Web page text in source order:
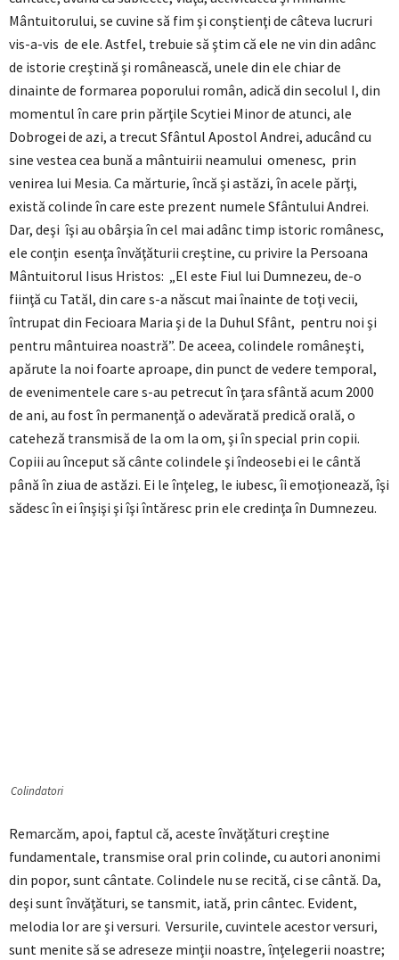
Mântuitorului, se cuvine să fim şi conştienţi de câteva lucruri
vis-a-vis de ele. Astfel, trebuie să ştim că ele ne vin din adânc
de istorie creştină şi românească, unele din ele chiar de
dinainte de formarea poporului român, adică din secolul I, din
momentul în care prin părţile Scytiei Minor de atunci, ale
Dobrogei de azi, a trecut Sfântul Apostol Andrei, aducând cu
sine vestea cea bună a mântuirii neamului omenesc, prin
venirea lui Mesia. Ca mărturie, încă şi astăzi, în acele părţi,
există colinde în care este prezent numele Sfântului Andrei.
Dar, deşi îşi au obârşia în cel mai adânc timp istoric românesc,
ele conţin esenţa învăţăturii creştine, cu privire la Persoana
Mântuitorul Iisus Hristos: „El este Fiul lui Dumnezeu, de-o
fiinţă cu Tatăl, din care s-a născut mai înainte de toţi vecii,
întrupat din Fecioara Maria şi de la Duhul Sfânt, pentru noi şi
pentru mântuirea noastră”. De aceea, colindele româneşti,
apărute la noi foarte aproape, din punct de vedere temporal,
de evenimentele care s-au petrecut în ţara sfântă acum 2000
de ani, au fost în permanenţă o adevărată predică orală, o
cateheză transmisă de la om la om, şi în special prin copii.
Copiii au început să cânte colindele şi îndeosebi ei le cântă
până în ziua de astăzi. Ei le înţeleg, le iubesc, îi emoţionează, îşi
sădesc în ei înşişi şi îşi întăresc prin ele credinţa în Dumnezeu.
Colindatori
Remarcăm, apoi, faptul că, aceste învăţături creştine
fundamentale, transmise oral prin colinde, cu autori anonimi
din popor, sunt cântate. Colindele nu se recită, ci se cântă. Da,
deşi sunt învăţături, se tansmit, iată, prin cântec. Evident,
melodia lor are şi versuri. Versurile, cuvintele acestor versuri,
sunt menite să se adreseze minţii noastre, înţelegerii noastre;